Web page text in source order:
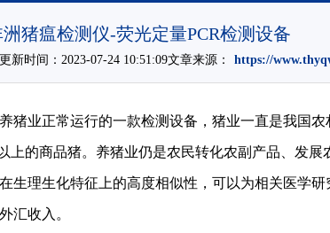
猪瘟检测仪-荧光定量PCR检测设备
时间：2023-07-24 10:51:09文章来源： https://
猪业正常运行的一款检测设备，猪业一直是我国
上的商品猪。养猪业仍是农民转化农副产品、发展
生理生化特征上的高度相似性，可以为相关医学研
汇收入。